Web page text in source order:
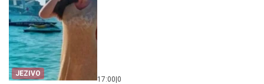
JEZIVO
17:00 0